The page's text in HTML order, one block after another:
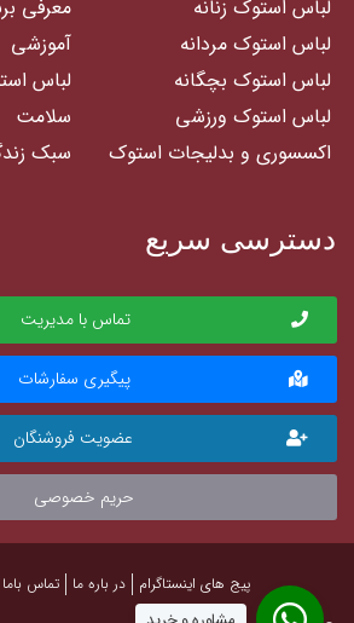
لباس استوک زنانه
لباس استوک مردانه
لباس استوک بچگانه
لباس استوک ورزشی
اکسسوری و بدلیجات استوک
معرفی
آموزشی
لباس
سلامت
سبک
دسترسی سریع
تماس با مدیریت
پیگیری سفارشات
عضویت فروشنگان
حریم خصوصی
پیج های اینستاگرام در باره ما تماس باما